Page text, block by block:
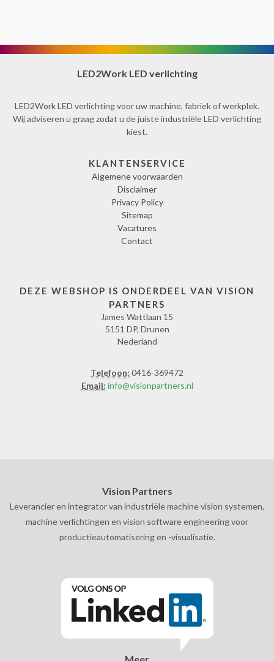
LED2Work LED verlichting
LED2Work LED verlichting voor uw machine, fabriek of werkplek.
Wij adviseren u graag zodat u de juiste industriële LED verlichting
kiest.
KLANTENSERVICE
Algemene voorwaarden
Disclaimer
Privacy Policy
Sitemap
Vacatures
Contact
DEZE WEBSHOP IS ONDERDEEL VAN VISION
PARTNERS
James Wattlaan 15
5151 DP, Drunen
Nederland
Telefoon: 0416-369472
Email: info@visionpartners.nl
Vision Partners
Leverancier en integrator van industriële machine vision systemen,
machine verlichtingen en vision software engineering voor
productieautomatisering en -visualisatie.